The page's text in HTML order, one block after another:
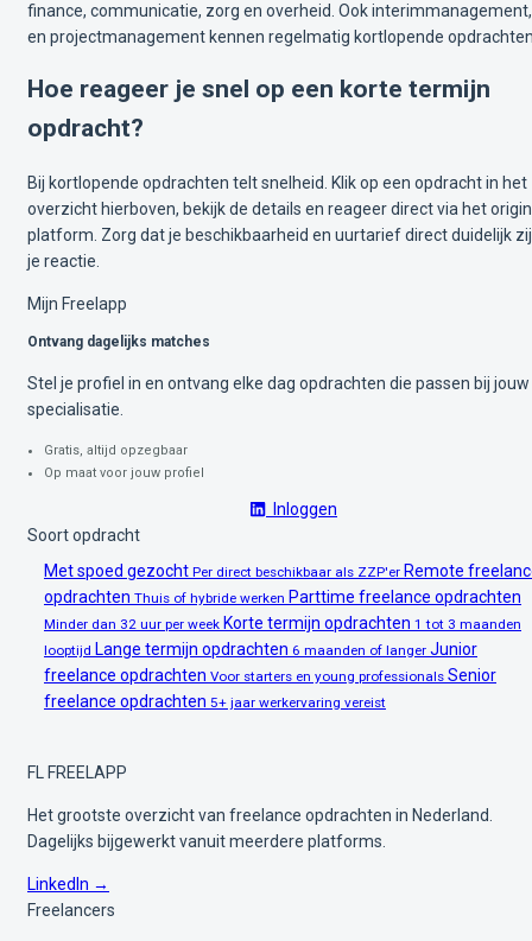
finance, communicatie, zorg en overheid. Ook interimmanagement,
en projectmanagement kennen regelmatig kortlopende
Hoe reageer je snel op een korte termijn
opdracht?
Bij kortlopende opdrachten telt snelheid. Klik op een opdracht in het
overzicht hierboven, bekijk de details en reageer direct via het
platform. Zorg dat je beschikbaarheid en uurtarief direct duidelijk
je reactie.
Mijn Freelapp
Ontvang dagelijks matches
Stel je profiel in en ontvang elke dag opdrachten die passen bij jouw
specialisatie.
Gratis, altijd opzegbaar
Op maat voor jouw profiel
Inloggen
Soort opdracht
Met spoed gezocht Per direct beschikbaar als ZZP'er Remote
opdrachten Thuis of hybride werken Parttime freelance opdrachten
Minder dan 32 uur per week Korte termijn opdrachten 1 tot 3 maanden
looptijd Lange termijn opdrachten 6 maanden of langer Junior
freelance opdrachten Voor starters en young professionals Senior
freelance opdrachten 5+ jaar werkervaring vereist
FL FREELAPP
Het grootste overzicht van freelance opdrachten in Nederland.
Dagelijks bijgewerkt vanuit meerdere platforms.
LinkedIn →
Freelancers